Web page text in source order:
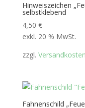
Hinweiszeichen
selbstklebend
4,50 €
exkl. 20 % MwSt.
zzgl. Versandkosten
Fahnenschild